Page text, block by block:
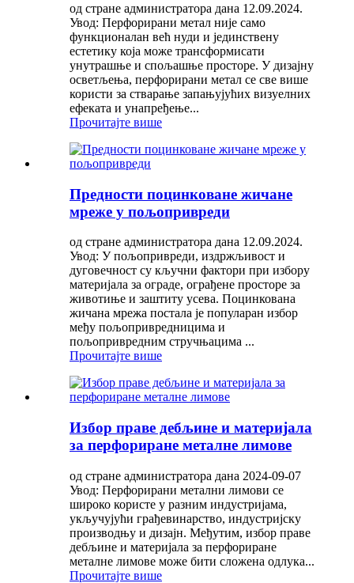
од стране администратора дана 12.09.2024.
Увод: Перфорирани метал није само
функционалан већ нуди и јединствену
естетику која може трансформисати
унутрашње и спољашње просторе. У дизајну
осветљења, перфорирани метал се све више
користи за стварање запањујућих визуелних
ефеката и унапређење...
Прочитајте више
Предности поцинковане жичане
мреже у пољопривреди
од стране администратора дана 12.09.2024.
Увод: У пољопривреди, издржљивост и
дуговечност су кључни фактори при избору
материјала за ограде, ограђене просторе за
животиње и заштиту усева. Поцинкована
жичана мрежа постала је популаран избор
међу пољопривредницима и
пољопривредним стручњацима ...
Прочитајте више
Избор праве дебљине и материјала
за перфориране металне лимове
од стране администратора дана 2024-09-07
Увод: Перфорирани метални лимови се
широко користе у разним индустријама,
укључујући грађевинарство, индустријску
производњу и дизајн. Међутим, избор праве
дебљине и материјала за перфориране
металне лимове може бити сложена одлука...
Прочитајте више